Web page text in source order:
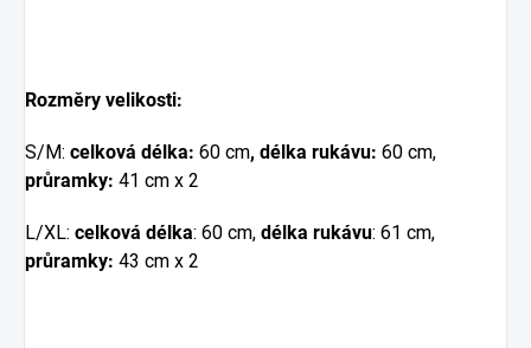
Rozměry velikosti:
S/M: celková délka: 60 cm, délka rukávu: 60 cm,
průramky: 41 cm x 2
L/XL: celková délka: 60 cm, délka rukávu: 61 cm,
průramky: 43 cm x 2